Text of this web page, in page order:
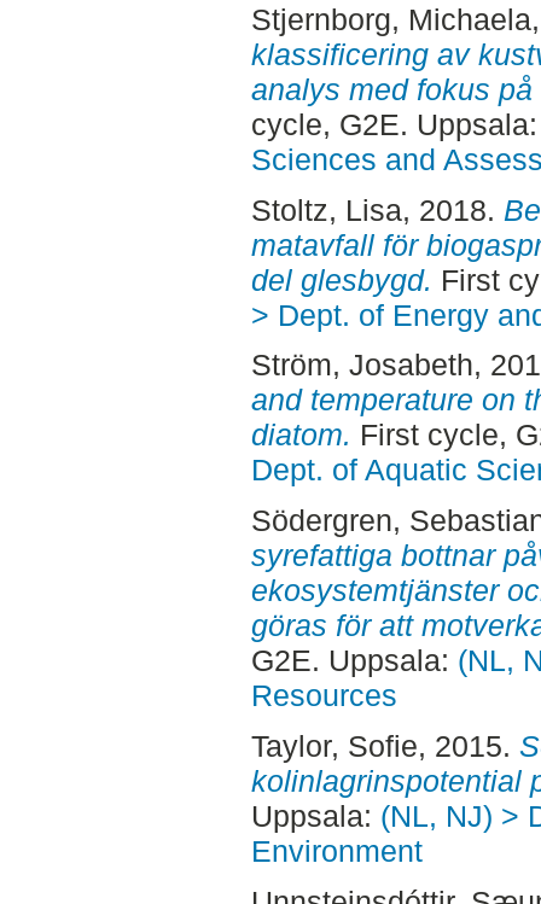
Stjernborg, Michaela
klassificering av
analys med fokus
cycle, G2E.
Sciences and
Stoltz, Lisa, 2018.
matavfall för
del glesbygd. First
> Dept. of Energy
Ström, Josabeth,
and temperature on
diatom. First cycle,
Dept. of Aquatic
Södergren,
syrefattiga bottnar
ekosystemtjänster
göras för att
G2E. Uppsala: (NL,
Resources
Taylor, Sofie, 2015.
kolinlagrinspotential
Uppsala: (NL, NJ) >
Environment